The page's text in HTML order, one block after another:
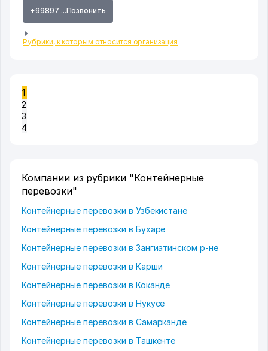
+99897 ...Позвонить
Рубрики, к которым относится организация
1
2
3
4
Компании из рубрики "Контейнерные
перевозки"
Контейнерные перевозки в Узбекистане
Контейнерные перевозки в Бухаре
Контейнерные перевозки в Зангиатинском р-не
Контейнерные перевозки в Карши
Контейнерные перевозки в Коканде
Контейнерные перевозки в Нукусе
Контейнерные перевозки в Самарканде
Контейнерные перевозки в Ташкенте